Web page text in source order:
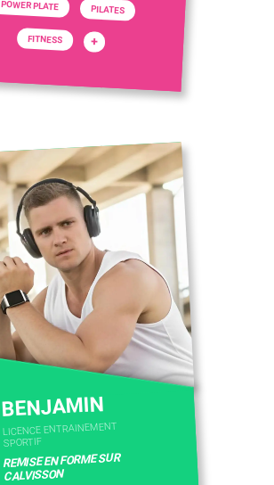
POWER PLATE PILATES
FITNESS +
BENJAMIN
LICENCE ENTRAINEMENT
SPORTIF
REMISE EN FORME SUR
CALVISSON